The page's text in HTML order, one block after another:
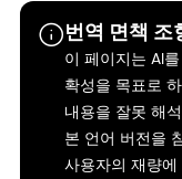
번역 면책 조
이 페이지는 AI
확성을 목표로
내용을 잘못 해
본 언어 버전을
사용자의 재량
약관
캘리포니아 투명성
접근성 성명서